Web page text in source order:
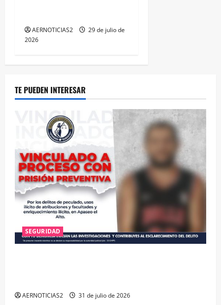
AERNOTICIAS2
29 de julio de
2026
TE PUEDEN INTERESAR
SEGURIDAD
AERNOTICIAS2 31 de julio de 2026